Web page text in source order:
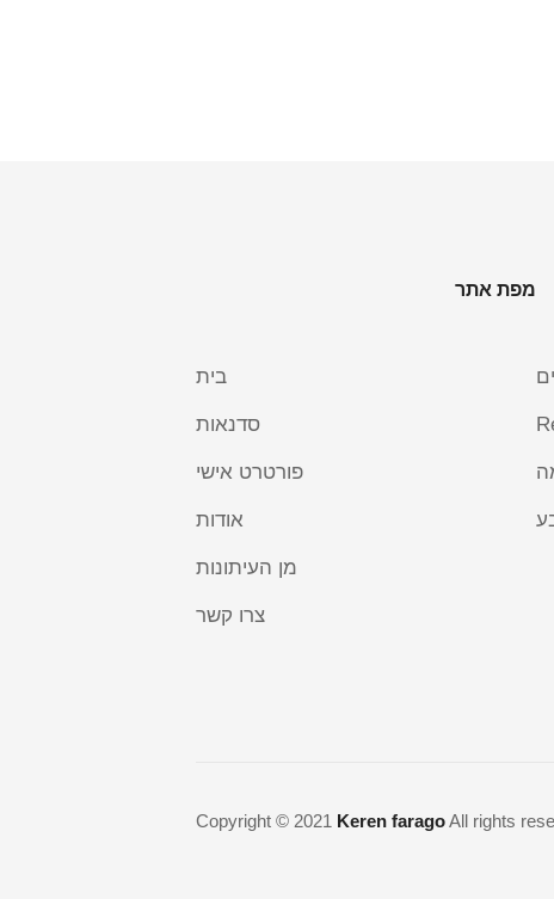
מפת אתר
בית
סדנאות
פורטרט אישי
אודות
מן העיתונות
צרו קשר
Copyright © 2021 Keren faragoAll rights